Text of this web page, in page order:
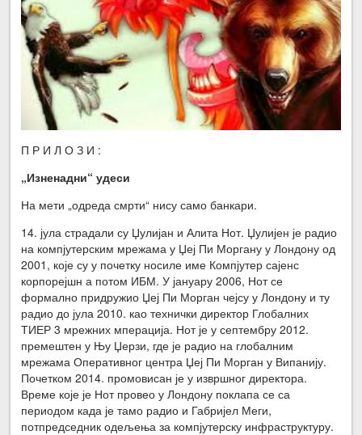
П Р И Л О З И :
„Изненадни“ удеси
На мети „одреда смрти“ нису само банкари.
14. јула страдали су Џулијан и Алита Нот. Џулијен је радио
на компјутерским мрежама у Џеј Пи Моргану у Лондону од
2001, које су у почетку носиле име Компјутер сајенс
корпорејшн а потом ИБМ. У јануару 2006, Нот се
формално придружио Џеј Пи Морган чејсу у Лондону и ту
радио до јула 2010. као технички директор Глобалних
ТИЕР 3 мрежних мперација. Нот је у септембру 2012.
премештен у Њу Џерзи, где је радио на глобалним
мрежама Оперативног центра Џеј Пи Морган у Випанију.
Почетком 2014. промовисан је у извршног директора.
Време које је Нот провео у Лондону поклапа се са
периодом када је тамо радио и Габријел Меги,
потпредседник одељења за компјутерску инфраструктуру.